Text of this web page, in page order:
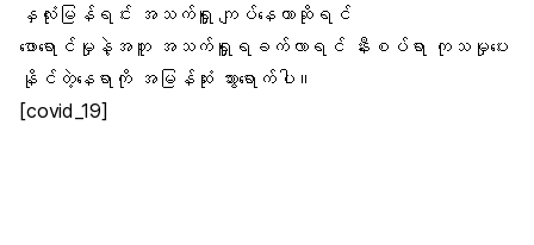
နှလုံးမြန်ရင်း အသက်ရှူ ကျပ်နေတာဆိုရင်
ဖောရောင်မှုနဲ့အတူ အသက်ရှူရခက်လာရင် နီးစပ်ရာ ကုသမှုပေး
နိုင်တဲ့နေရာကို အမြန်ဆုံး သွားရောက်ပါ။
[covid_19]